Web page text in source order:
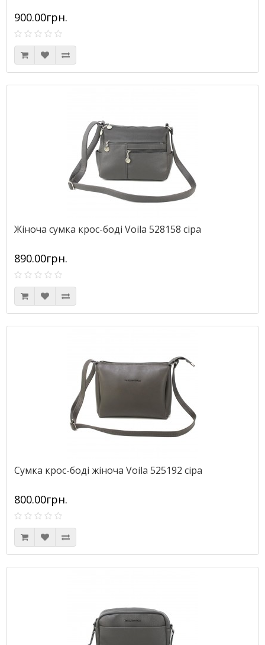
900.00грн.
Жіноча сумка крос-боді Voila 528158 сіра
890.00грн.
Сумка крос-боді жіноча Voila 525192 сіра
800.00грн.